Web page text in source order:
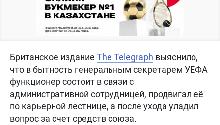
Британское издание The Telegraph выяснило,
что в бытность генеральным секретарем УЕФА
функционер состоит в связи с
административной сотрудницей, продвигал её
по карьерной лестнице, а после ухода уладил
вопрос за счет средств союза.